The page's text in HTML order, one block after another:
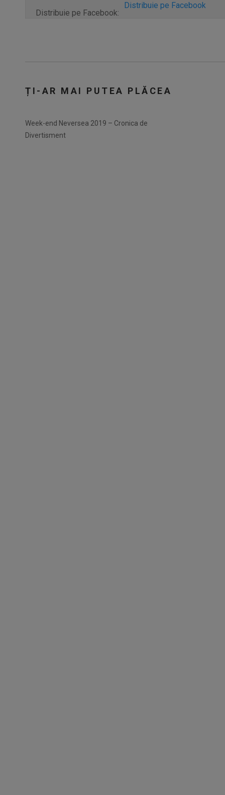
Distribuie pe Facebook:
Distribuie pe Facebook
ȚI-AR MAI PUTEA PLĂCEA
Week-end Neversea 2019 – Cronica de
Divertisment